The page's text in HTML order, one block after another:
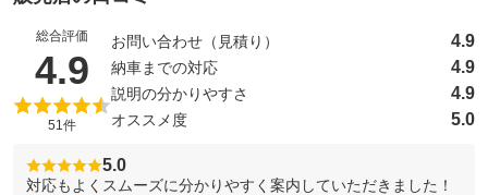
総合評価
4.9 （5点満点中）
51件
お問い合わせ（見積り） 4.9
納車までの対応 4.9
説明の分かりやすさ 4.9
オススメ度 5.0
5.0
対応もよくスムーズに分かりやすく案内していただきました！